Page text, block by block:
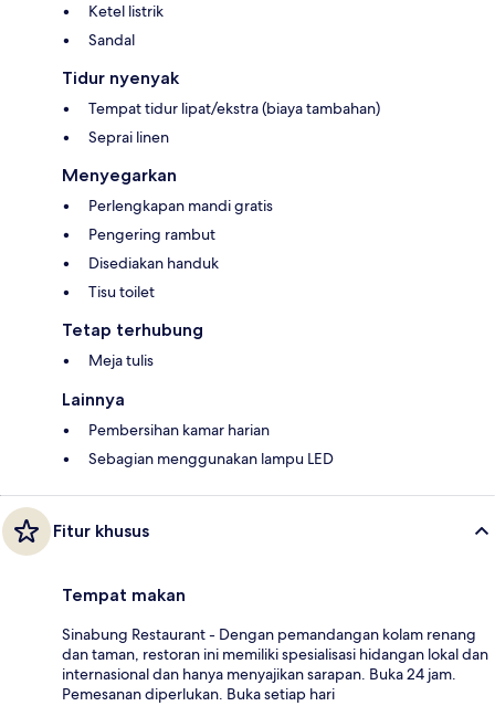
Ketel listrik
Sandal
Tidur nyenyak
Tempat tidur lipat/ekstra (biaya tambahan)
Seprai linen
Menyegarkan
Perlengkapan mandi gratis
Pengering rambut
Disediakan handuk
Tisu toilet
Tetap terhubung
Meja tulis
Lainnya
Pembersihan kamar harian
Sebagian menggunakan lampu LED
Fitur khusus
Tempat makan
Sinabung Restaurant - Dengan pemandangan kolam renang
dan taman, restoran ini memiliki spesialisasi hidangan lokal dan
internasional dan hanya menyajikan sarapan. Buka 24 jam.
Pemesanan diperlukan. Buka setiap hari